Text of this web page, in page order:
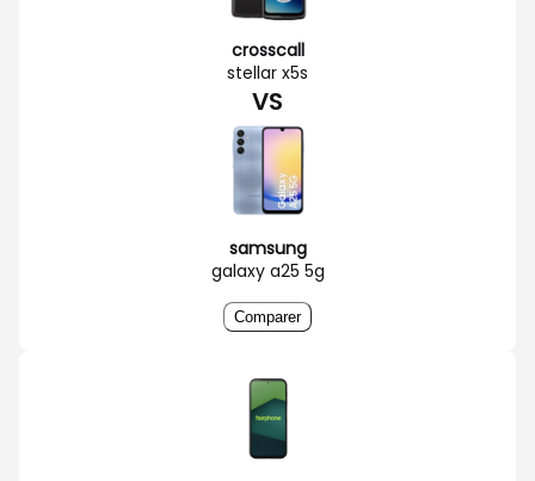
crosscall
stellar x5s
VS
samsung
galaxy a25 5g
Comparer